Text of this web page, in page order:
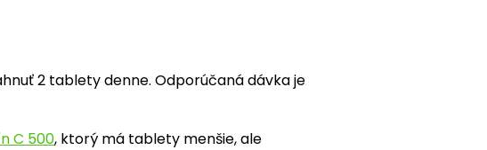
2 tablety denne. Odporúčaná dávka je
C 500, ktorý má tablety menšie, ale